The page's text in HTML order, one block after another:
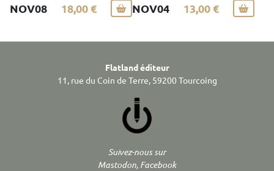
NOV08 18,00 € NOV04 13,00 €
Flatland éditeur
11, rue du Coin de Terre, 59200 Tourcoing
Suivez-nous sur
Mastodon, Facebook